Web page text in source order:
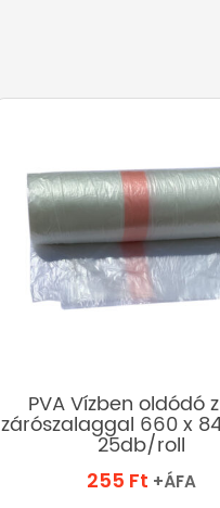
PVA Vízben oldódó
zárószalaggal 660 x
25db/roll
255 Ft +ÁFA